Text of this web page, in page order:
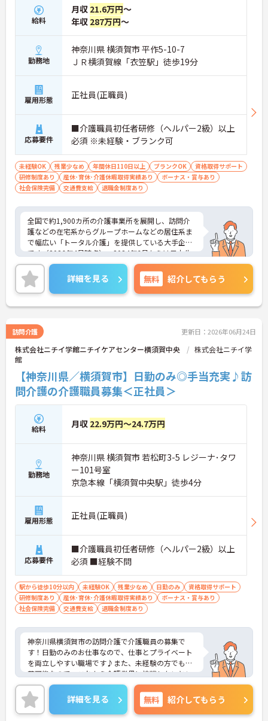
ながら長く安心して働ける環境です。
＜家庭的で温かい！少人数のグループホーム＞家庭
的な雰囲気の中で、お一人おひとりに寄り添ったケ
アができるのが魅力です。認知症の方を対象として
いますが、介護度はお客様によって様々。食事や入
浴、排泄などの日常生活を支援しながら、まるで家
ではなく、じっくりと人と向き合いたい」という方
にぴったりの環境です。
＜手厚い指導と資格支援＞入社後は2週間程度の研
修期間があり、先輩と一緒に業務を覚えながら、少
しずつ独り立ちを目指せます。また、入社後のキャ
リアアップ制度や、就業後の資格取得を積極的にサ
ポートする体制が整っています。
＜大手・日本生命グループだからこその安定感＞
「全国約1,900カ所を展開し、日本生命グループに
加わった大手企業ならではのコンプライアンスと福
て最大2万円の勤続年数手当や、早朝・夜間・深夜
手当等も支給されるので頑張りが収入に直結しま
す。退職金や退職慰労金制度も整っているため、年
齢を重ねても将来の不安を感じることなく、長く腰
を据えて働き続けられる環境です。
給料
月収 21.6万円～
年収 287万円～
勤務地
神奈川県 横須賀市 平作5-10-7
ＪＲ横須賀線「衣笠駅」徒歩19分
雇用形態 正社員(正職員)
応募要件
■介護職員初任者研修（ヘルパー2級）以上
必須 ※未経験・ブランク可
未経験OK 残業少なめ 年間休日110日以上 ブランクOK
資格取得サポート
研修制度あり
産休･育休･介護休暇取得実績あり
ボーナス・賞与あり
社会保険完備
交通費支給 退職金制度あり
全国で約1,900カ所の介護事業所を展開し、訪問介
護などの在宅系からグループホームなどの居住系ま
で幅広い「トータル介護」を提供している大手企業
です（2026年4月時点）。2024年6月からは日本生
命グループの一員となり、さらに安定した経営基盤
のもとでお客様に安心をお届けしています。職員一
人ひとりの「働きやすさ」と「キャリア」を大切に
する社風が特徴です。福利厚生が非常に充実してお
り、10歳～18歳のお子様を持つ方への「子ども手
「保育利用手当」など、仕事と子育ての両立を強力
にバックアップしています。 また、資格取得を目指
せる支援制度（会社負担やキャッシュバック）が整
ス提供責任者、管理者など）に向けた段階的な研修
も豊富です。日々の頑張りは手当や賃金制度でしっ
かりと評価されるため、高いモチベーションを保ち
ながら長く安心して働ける環境です。
＜家庭的で温かい！少人数のグループホーム＞家庭
的な雰囲気の中で、お一人おひとりに寄り添ったケ
アができるのが魅力です。認知症の方を対象として
いますが、介護度はお客様によって様々。食事や入
浴、排泄などの日常生活を支援しながら、まるで家
族のように温かい時間を共有できます。「流れ作業
ではなく、じっくりと人と向き合いたい」という方
＜手厚い指導と資格支援＞入社後は2週間程度の研
修期間があり、先輩と一緒に業務を覚えながら、少
しずつ独り立ちを目指せます。また、入社後のキャ
リアアップ制度や、就業後の資格取得を積極的にサ
ポートする体制が整っています。
＜大手・日本生命グループだからこその安定感＞
「全国約1,900カ所を展開し、日本生命グループに
加わった大手企業ならではのコンプライアンスと福
利厚生の充実度が安心の決め手です。基本給に加え
て最大2万円の勤続年数手当や、早朝・夜間・深夜
す。退職金や退職慰労金制度も整っているため、年
齢を重ねても将来の不安を感じることなく、長く腰
を据えて働き続けられる環境です。
詳細を見る 無料 紹介してもらう
訪問介護 更新日：2026年06月24日
株式会社ニチイ学館ニチイケアセンター横須賀中央
株式会社ニチイ学
館
【神奈川県／横須賀市】日勤のみ◎手当充実♪訪
問介護の介護職員募集＜正社員＞
給料 月収 22.9万円～24.7万円
勤務地
神奈川県 横須賀市 若松町3-5 レジーナ･タワ
ー101号室
京急本線「横須賀中央駅」徒歩4分
雇用形態 正社員(正職員)
応募要件
■介護職員初任者研修（ヘルパー2級）以上
必須 ■経験不問
駅から徒歩10分以内 未経験OK 残業少なめ 日勤のみ
資格取得サポート
研修制度あり
産休･育休･介護休暇取得実績あり
ボーナス・賞与あり
社会保険完備
交通費支給 退職金制度あり
神奈川県横須賀市の訪問介護で介護職員の募集で
す！日勤のみのお仕事なので、仕事とプライベート
を両立しやすい職場です♪また、未経験の方でも応
募可能なので、これから介護業界に挑戦したいとい
う方にピッタリ！ご興味のある方は、面接ポイント
をお伝えしますので、お気軽にご連絡ください。
詳細を見る 無料 紹介してもらう